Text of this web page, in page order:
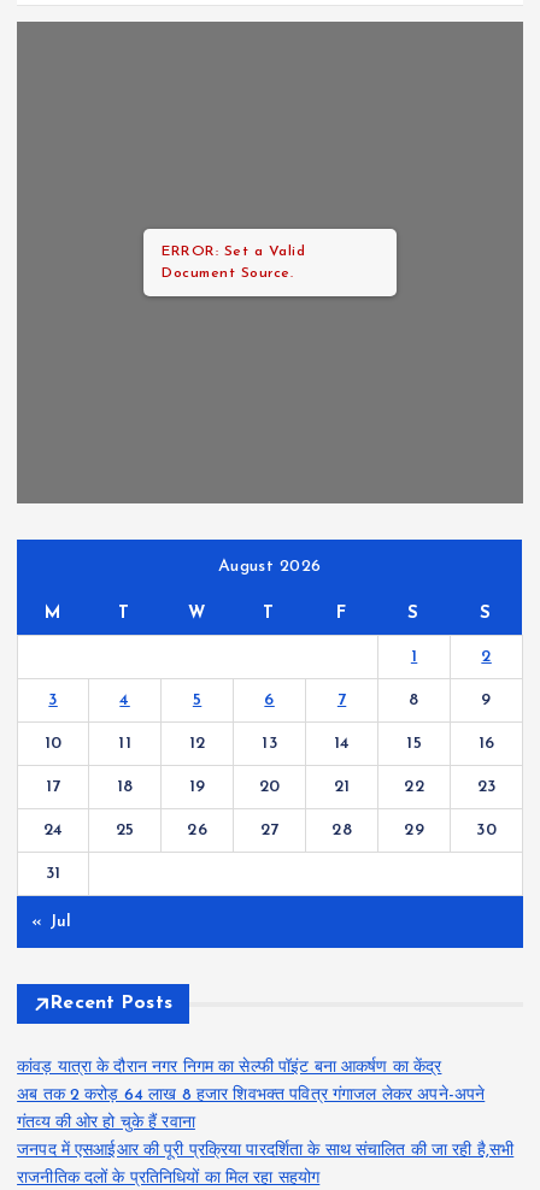
ERROR: Set a Valid
Document Source.
August 2026
M T W T F S S
1 2
3 4 5 6 7 8 9
10 11 12 13 14 15 16
17 18 19 20 21 22 23
24 25 26 27 28 29 30
31
« Jul
Recent Posts
कांवड़ यात्रा के दौरान नगर निगम का सेल्फी पॉइंट बना आकर्षण का केंद्र
अब तक 2 करोड़ 64 लाख 8 हजार शिवभक्त पवित्र गंगाजल लेकर अपने-अपने
गंतव्य की ओर हो चुके हैं रवाना
जनपद में एसआईआर की पूरी प्रक्रिया पारदर्शिता के साथ संचालित की जा रही है,सभी
राजनीतिक दलों के प्रतिनिधियों का मिल रहा सहयोग